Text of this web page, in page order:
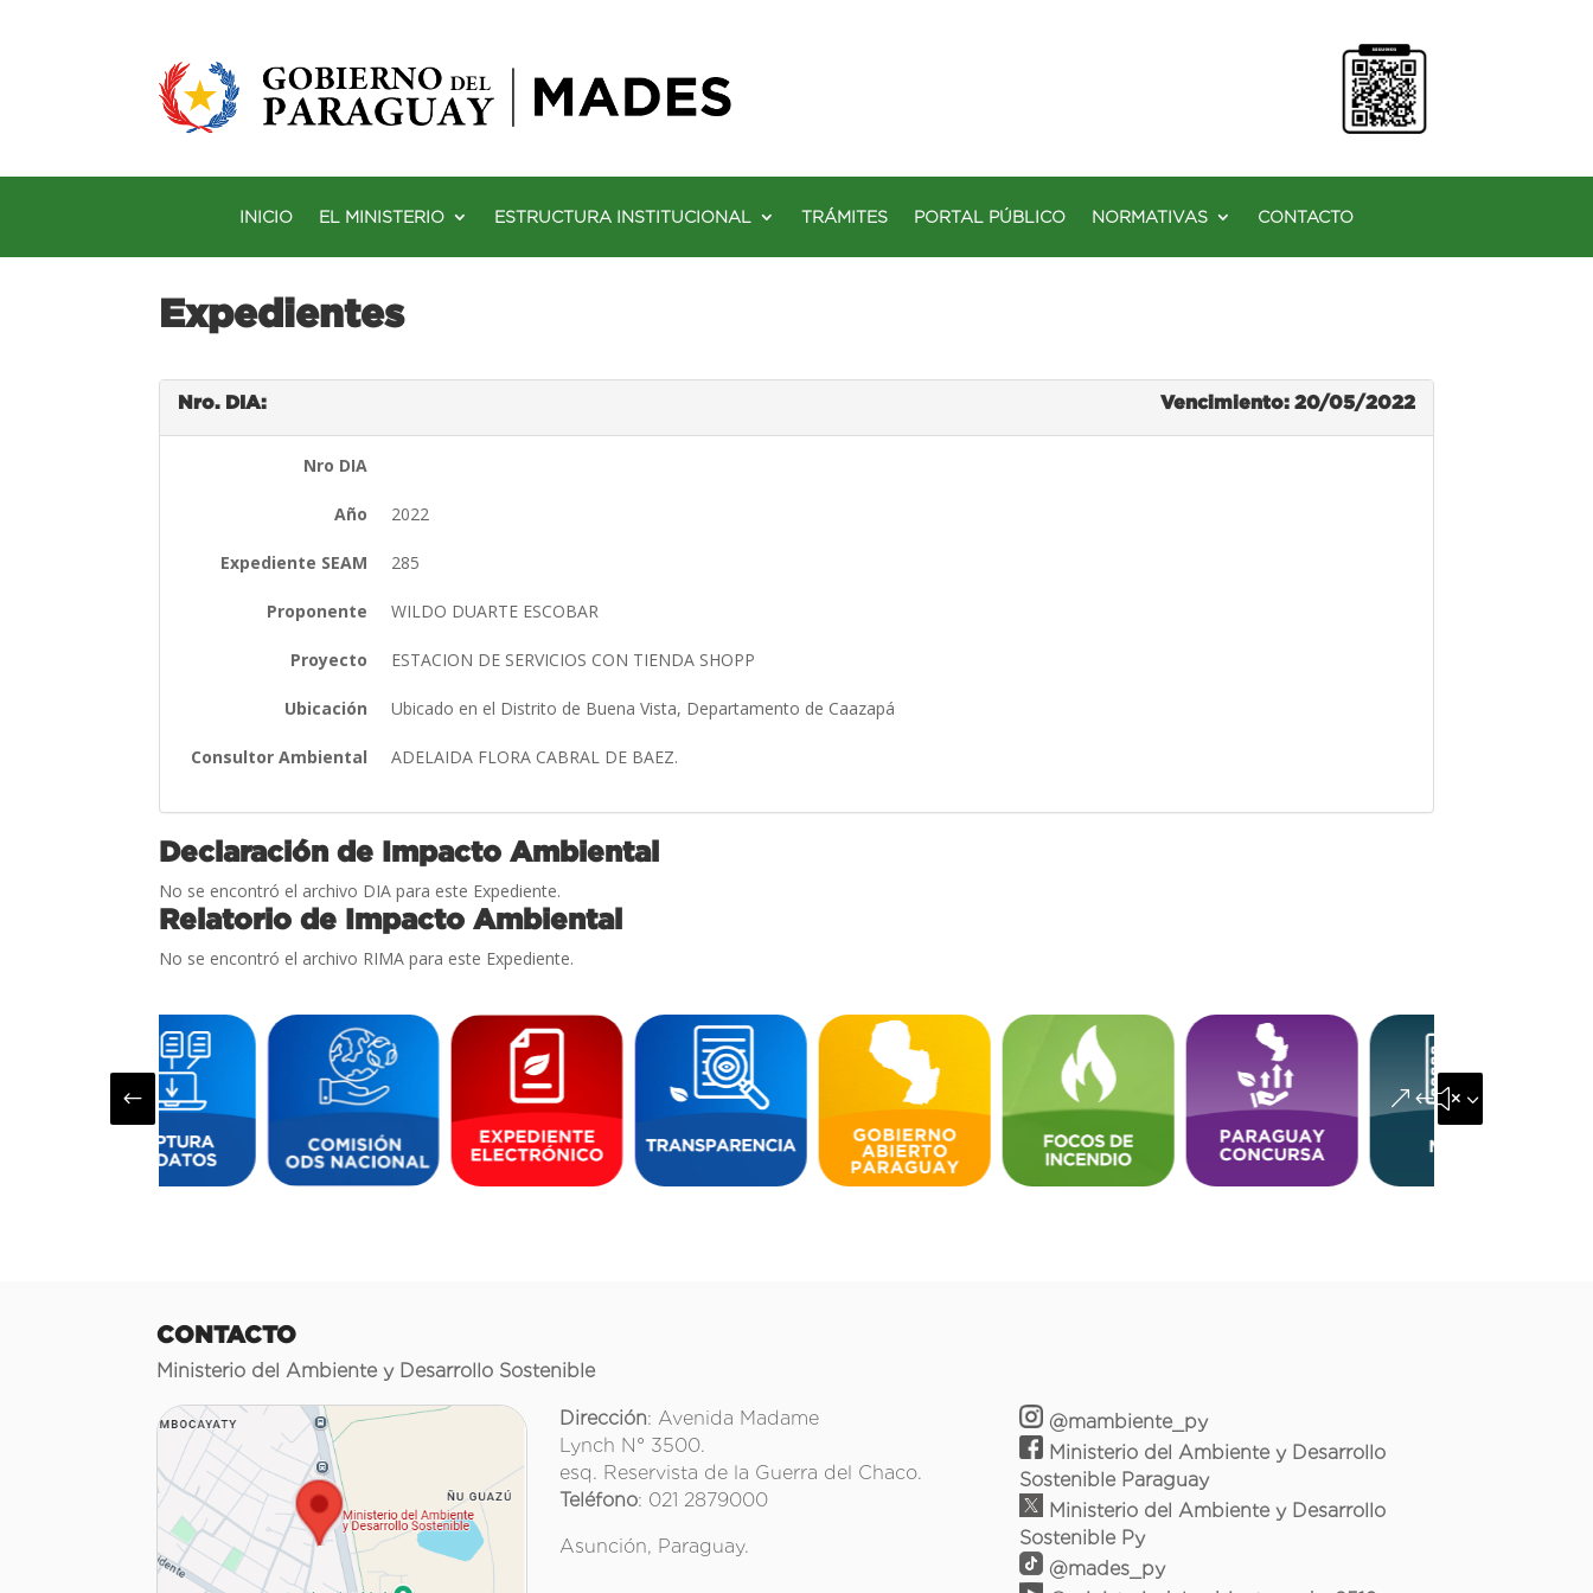
INICIO EL MINISTERIO ESTRUCTURA INSTITUCIONAL TRÁMITES PORTAL PÚBLICO NORMATIVAS CONTACTO
Expedientes
Nro. DIA: Vencimiento: 20/05/2022
Nro DIA
Año 2022
Expediente SEAM 285
Proponente WILDO DUARTE ESCOBAR
Proyecto ESTACION DE SERVICIOS CON TIENDA SHOPP
Ubicación Ubicado en el Distrito de Buena Vista, Departamento de Caazapá
Consultor Ambiental ADELAIDA FLORA CABRAL DE BAEZ.
Declaración de Impacto Ambiental
No se encontró el archivo DIA para este Expediente.
Relatorio de Impacto Ambiental
No se encontró el archivo RIMA para este Expediente.
# &#x35;
CONTACTO
Ministerio del Ambiente y Desarrollo Sostenible
Dirección: Avenida Madame
Lynch N° 3500.
esq. Reservista de la Guerra del Chaco.
Teléfono: 021 2879000
Asunción, Paraguay.
@mambiente_py
Ministerio del Ambiente y Desarrollo
Sostenible Paraguay
Ministerio del Ambiente y Desarrollo
Sostenible Py
@mades_py